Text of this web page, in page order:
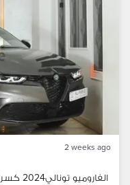
2 weeks ago
الفاروميو تونالي2024 كسرزيرو و تقسيط بأقل مقدمات وأقل فوائد